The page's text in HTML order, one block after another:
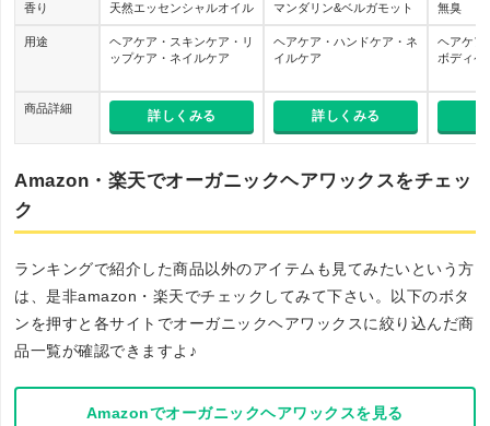
香り
用途
商品詳細
天然エッセンシャルオイル
ヘアケア・スキンケア・リ
ップケア・ネイルケア
詳しくみる
マンダリン&ベルガモット
ヘアケア・ハンドケア・ネ
イルケア
詳しくみる
無臭
ヘアケア
ボディケ
Amazon・楽天でオーガニックヘアワックスをチェッ
ク
ランキングで紹介した商品以外のアイテムも見てみたいという方
は、是非amazon・楽天でチェックしてみて下さい。以下のボタ
ンを押すと各サイトでオーガニックヘアワックスに絞り込んだ商
品一覧が確認できますよ♪
Amazonでオーガニックヘアワックスを見る